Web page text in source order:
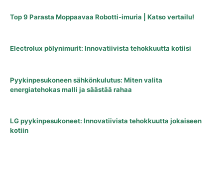
Top 9 Parasta Moppaavaa Robotti-imuria | Katso vertailu!
Electrolux pölynimurit: Innovatiivista tehokkuutta kotiisi
Pyykinpesukoneen sähkönkulutus: Miten valita
energiatehokas malli ja säästää rahaa
LG pyykinpesukoneet: Innovatiivista tehokkuutta jokaiseen
kotiin